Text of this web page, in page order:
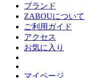
ブランド
ZABOUについて
ご利用ガイド
アクセス
お気に入り
マイページ